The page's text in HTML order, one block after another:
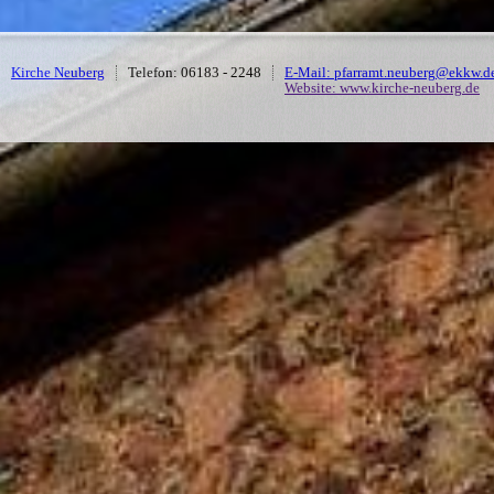
Kirche Neuberg Telefon: 06183 - 2248
E-Mail:
Website: www.kirche-neuberg.de